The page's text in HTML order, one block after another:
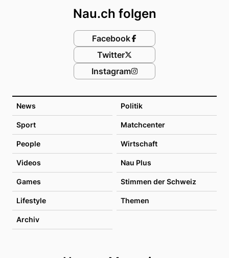
News Politik
Sport Matchcenter
People Wirtschaft
Videos Nau Plus
Games Stimmen der Schweiz
Lifestyle Themen
Archiv
Nau.ch folgen
Facebook
Twitter
Instagram